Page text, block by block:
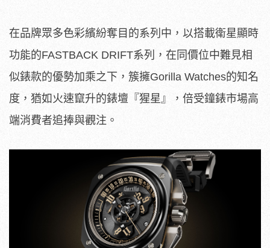
在品牌眾多色彩繽紛奪目的系列中，以搭載衛星顯時
功能的FASTBACK DRIFT系列，在同價位中難見相
似錶款的優勢加乘之下，簇擁Gorilla Watches的知名
度，猶如火速竄升的錶壇『猩星』，倍受鐘錶市場高
端消費者追捧與觀注。